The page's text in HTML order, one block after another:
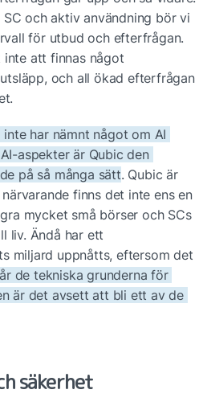
och aktiv användning bör vi
för utbud och efterfrågan.
att finnas något
och all ökad efterfrågan
har nämnt något om AI
aspekter är Qubic den
på så många sätt. Qubic är
finns det inte ens en
mycket små börser och SCs
liv. Ändå har ett
miljard uppnåtts, eftersom det
de tekniska grunderna för
är det avsett att bli ett av de
säkerhet